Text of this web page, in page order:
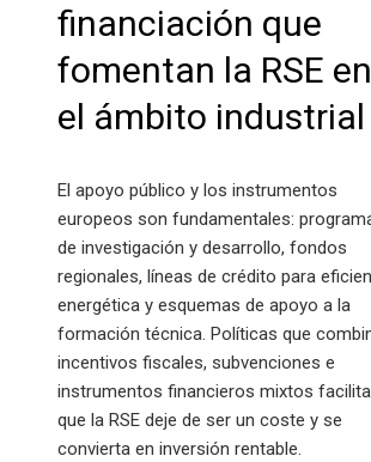
financiación que
fomentan la RSE en
el ámbito industrial
El apoyo público y los instrumentos
europeos son fundamentales:
de investigación y desarrollo, fondos
regionales, líneas de crédito para
energética y esquemas de apoyo a la
formación técnica. Políticas que
incentivos fiscales, subvenciones e
instrumentos financieros mixtos
que la RSE deje de ser un coste y se
convierta en inversión rentable.